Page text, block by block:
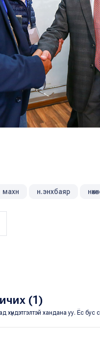
махн н.энхбаяр
(1)
хүндэтгэлтэй хандана уу. Ёс бус